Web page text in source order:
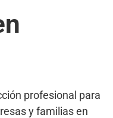
profesional para
y familias en